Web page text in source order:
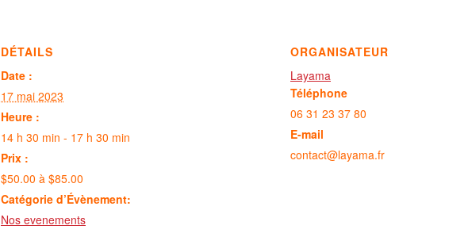
DÉTAILS
Date :
17 mai 2023
Heure :
14 h 30 min - 17 h 30 min
Prix :
$50.00 à $85.00
Catégorie d’Évènement:
Nos evenements
ORGANISATEUR
Layama
Téléphone
06 31 23 37 80
E-mail
contact@layama.fr